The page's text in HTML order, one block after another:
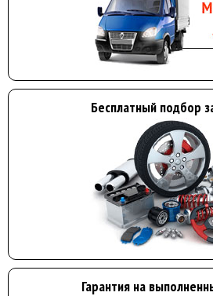
Бесплатный подбор
Гарантия на